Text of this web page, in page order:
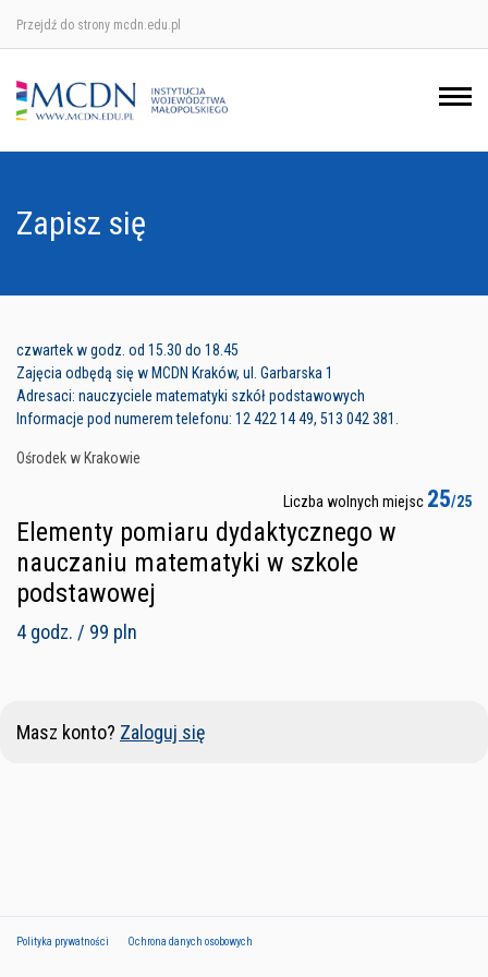
Przejdź do strony mcdn.edu.pl
Zapisz się
czwartek w godz. od 15.30 do 18.45
Zajęcia odbędą się w MCDN Kraków, ul. Garbarska 1
Adresaci: nauczyciele matematyki szkół podstawowych
Informacje pod numerem telefonu: 12 422 14 49, 513 042 381.
Ośrodek w Krakowie
Liczba wolnych miejsc 25/25
Elementy pomiaru dydaktycznego w
nauczaniu matematyki w szkole
podstawowej
4 godz. / 99 pln
Masz konto? Zaloguj się
Polityka prywatności Ochrona danych osobowych
Ośrodek w Krakowie
Ośrodek w Nowym Sączu
Ośrodek w Tarnowie